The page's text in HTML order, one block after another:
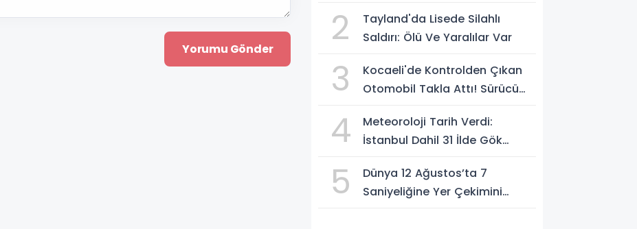
Rahatça Geçti
2
Tayland'da Lisede Silahlı
Saldırı: Ölü Ve Yaralılar Var
3
Kocaeli'de Kontrolden Çıkan
Otomobil Takla Attı! Sürücü
İmkanlarıyla Çıktı
4
Meteoroloji Tarih Verdi:
İstanbul Dahil 31 İlde Gök
5
Dünya 12 Ağustos’ta 7
Saniyeliğine Yer Çekimini